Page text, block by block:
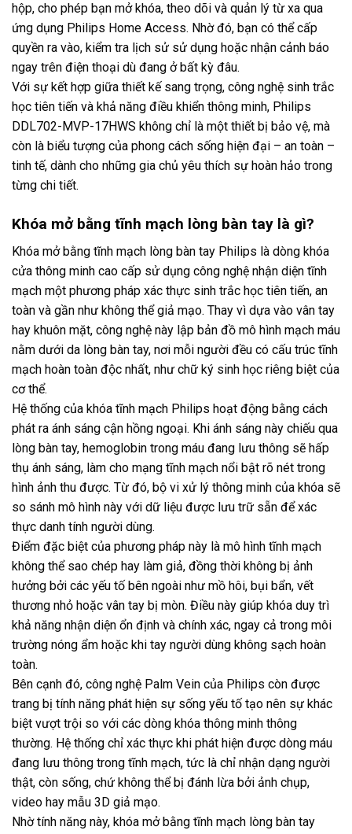
hộp, cho phép bạn mở khóa, theo dõi và quản lý từ xa qua
ứng dụng Philips Home Access. Nhờ đó, bạn có thể cấp
quyền ra vào, kiểm tra lịch sử sử dụng hoặc nhận cảnh báo
ngay trên điện thoại dù đang ở bất kỳ đâu.
Với sự kết hợp giữa thiết kế sang trọng, công nghệ sinh trắc
học tiên tiến và khả năng điều khiển thông minh, Philips
DDL702-MVP-17HWS không chỉ là một thiết bị bảo vệ, mà
còn là biểu tượng của phong cách sống hiện đại – an toàn –
tinh tế, dành cho những gia chủ yêu thích sự hoàn hảo trong
từng chi tiết.
Khóa mở bằng tĩnh mạch lòng bàn tay là gì?
Khóa mở bằng tĩnh mạch lòng bàn tay Philips là dòng khóa
cửa thông minh cao cấp sử dụng công nghệ nhận diện tĩnh
mạch một phương pháp xác thực sinh trắc học tiên tiến, an
toàn và gần như không thể giả mạo. Thay vì dựa vào vân tay
hay khuôn mặt, công nghệ này lập bản đồ mô hình mạch máu
nằm dưới da lòng bàn tay, nơi mỗi người đều có cấu trúc tĩnh
mạch hoàn toàn độc nhất, như chữ ký sinh học riêng biệt của
cơ thể.
Hệ thống của khóa tĩnh mạch Philips hoạt động bằng cách
phát ra ánh sáng cận hồng ngoại. Khi ánh sáng này chiếu qua
lòng bàn tay, hemoglobin trong máu đang lưu thông sẽ hấp
thụ ánh sáng, làm cho mạng tĩnh mạch nổi bật rõ nét trong
hình ảnh thu được. Từ đó, bộ vi xử lý thông minh của khóa sẽ
so sánh mô hình này với dữ liệu được lưu trữ sẵn để xác
thực danh tính người dùng.
Điểm đặc biệt của phương pháp này là mô hình tĩnh mạch
không thể sao chép hay làm giả, đồng thời không bị ảnh
hưởng bởi các yếu tố bên ngoài như mồ hôi, bụi bẩn, vết
thương nhỏ hoặc vân tay bị mòn. Điều này giúp khóa duy trì
khả năng nhận diện ổn định và chính xác, ngay cả trong môi
trường nóng ẩm hoặc khi tay người dùng không sạch hoàn
toàn.
Bên cạnh đó, công nghệ Palm Vein của Philips còn được
trang bị tính năng phát hiện sự sống yếu tố tạo nên sự khác
biệt vượt trội so với các dòng khóa thông minh thông
thường. Hệ thống chỉ xác thực khi phát hiện được dòng máu
đang lưu thông trong tĩnh mạch, tức là chỉ nhận dạng người
thật, còn sống, chứ không thể bị đánh lừa bởi ảnh chụp,
video hay mẫu 3D giả mạo.
Nhờ tính năng này, khóa mở bằng tĩnh mạch lòng bàn tay